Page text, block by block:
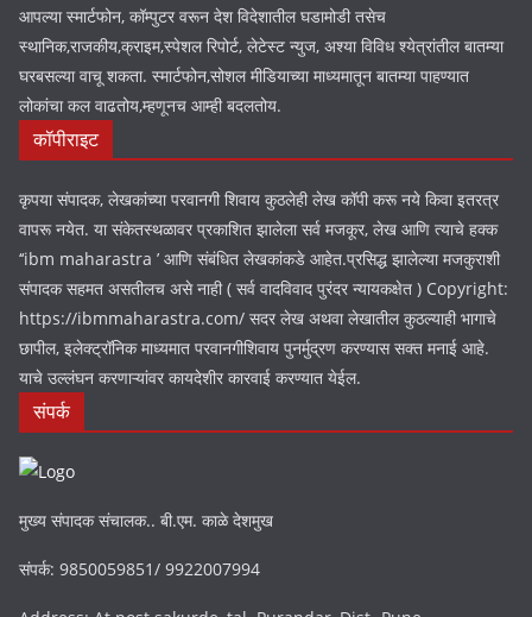
आपल्या स्मार्टफोन, कॉम्पुटर वरून देश विदेशातील घडामोडी तसेच
स्थानिक,राजकीय,क्राइम,स्पेशल रिपोर्ट, लेटेस्ट न्युज, अश्या विविध श्येत्रांतील बातम्या
घरबसल्या वाचू शकता. स्मार्टफोन,सोशल मीडियाच्या माध्यमातून बातम्या पाहण्यात
लोकांचा कल वाढतोय,म्हणूनच आम्ही बदलतोय.
कॉपीराइट
कृपया संपादक, लेखकांच्या परवानगी शिवाय कुठलेही लेख कॉपी करू नये किवा इतरत्र
वापरू नयेत. या संकेतस्थळावर प्रकाशित झालेला सर्व मजकूर, लेख आणि त्याचे हक्क
‘‘ibm maharastra ’ आणि संबंधित लेखकांकडे आहेत.प्रसिद्ध झालेल्या मजकुराशी
संपादक सहमत असतीलच असे नाही ( सर्व वादविवाद पुरंदर न्यायकक्षेत ) Copyright:
https://ibmmaharastra.com/ सदर लेख अथवा लेखातील कुठल्याही भागाचे
छापील, इलेक्ट्रॉनिक माध्यमात परवानगीशिवाय पुनर्मुद्रण करण्यास सक्त मनाई आहे.
याचे उल्लंघन करणाऱ्यांवर कायदेशीर कारवाई करण्यात येईल.
संपर्क
मुख्य संपादक संचालक.. बी.एम. काळे देशमुख
संपर्क: 9850059851/ 9922007994